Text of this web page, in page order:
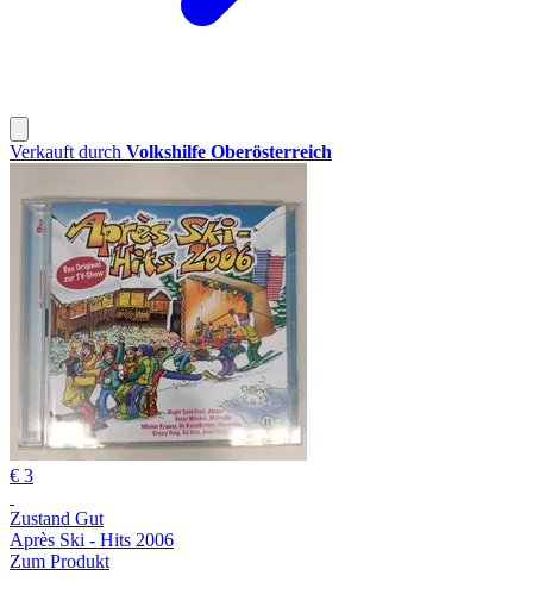
Verkauft durch Volkshilfe Oberösterreich
€ 3
Zustand Gut
Après Ski - Hits 2006
Zum Produkt